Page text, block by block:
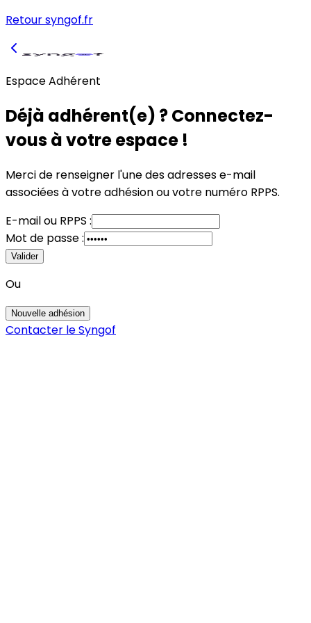
Retour syngof.fr
Espace Adhérent
Déjà adhérent(e) ? Connectez-
vous à votre espace !
Merci de renseigner l'une des adresses e-mail
associées à votre adhésionouvotre numéro RPPS.
E-mailou RPPS :
Mot de passe :
Valider
Ou
Nouvelle adhésion
Contacter le Syngof